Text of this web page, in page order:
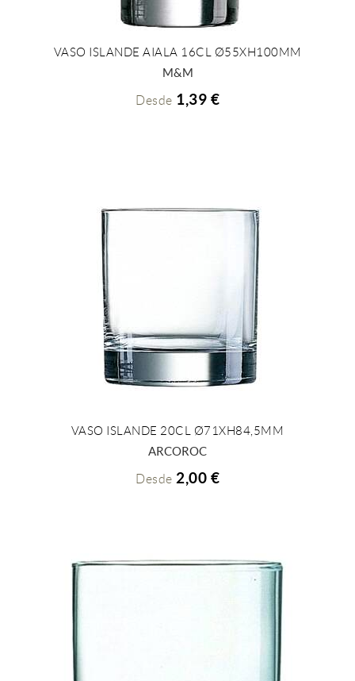
+ INFO
VASO ISLANDE AIALA 16CL Ø55XH100MM
M&M
Desde 1,39 €
+ INFO
VASO ISLANDE 20CL Ø71XH84,5MM
ARCOROC
Desde 2,00 €